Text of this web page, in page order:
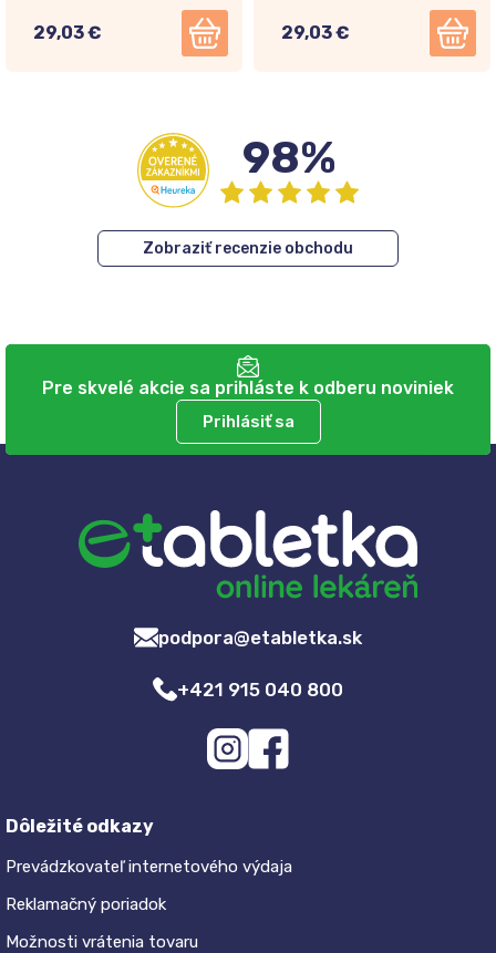
29,03 € 29,03 €
98%
Zobraziť recenzie obchodu
Pre skvelé akcie sa prihláste k odberu noviniek
Prihlásiť sa
podpora@etabletka.sk
+421 915 040 800
Dôležité odkazy
Prevádzkovateľ internetového výdaja
Reklamačný poriadok
Možnosti vrátenia tovaru